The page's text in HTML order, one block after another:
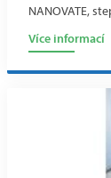
NANOVATE,
Více informací